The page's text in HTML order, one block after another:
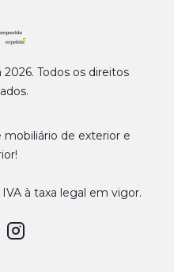
Todos os direitos
de exterior e
à taxa legal em vigor.